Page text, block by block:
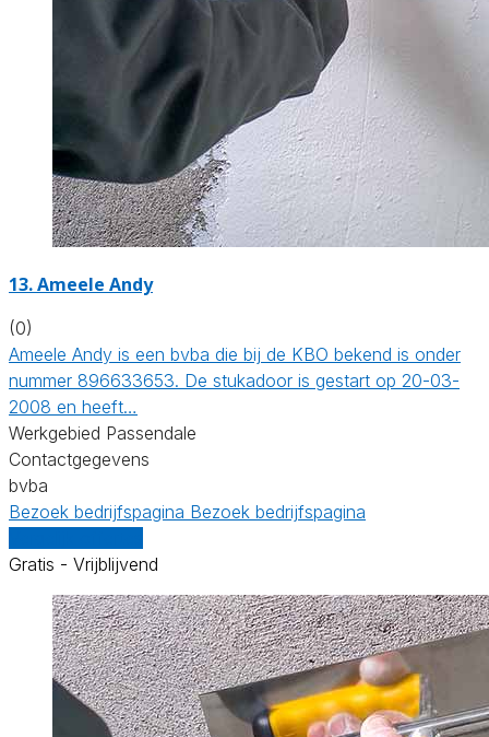
13. Ameele Andy
(0)
Ameele Andy is een bvba die bij de KBO bekend is onder
nummer 896633653. De stukadoor is gestart op 20-03-
2008 en heeft…
Werkgebied Passendale
Contactgegevens
bvba
Bezoek bedrijfspagina Bezoek bedrijfspagina
Gratis - Vrijblijvend